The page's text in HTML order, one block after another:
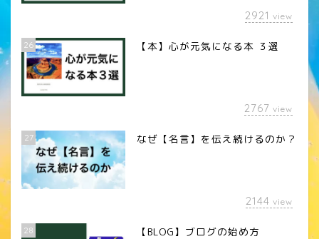
2921 view
26 【本】心が元気になる本 ３選
2767 view
27 なぜ【名言】を伝え続けるのか？
2144 view
28 【BLOG】ブログの始め方